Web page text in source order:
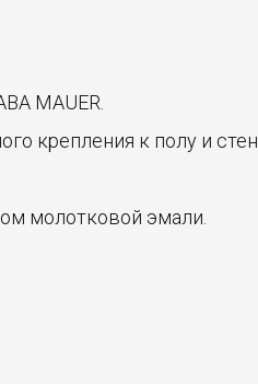
MAUER.
крепления к полу и
молотковой эмали.